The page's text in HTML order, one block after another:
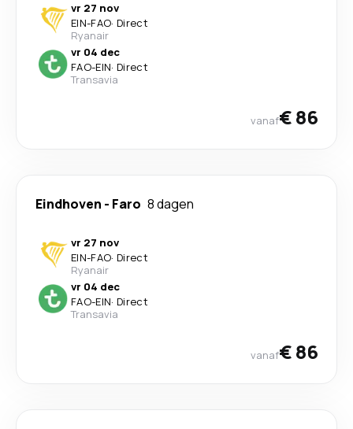
vr 27 nov
EIN-FAO· Direct
Ryanair
vr 04 dec
FAO-EIN· Direct
Transavia
vanaf€ 86
Eindhoven - Faro 8 dagen
vr 27 nov
EIN-FAO· Direct
Ryanair
vr 04 dec
FAO-EIN· Direct
Transavia
vanaf€ 86